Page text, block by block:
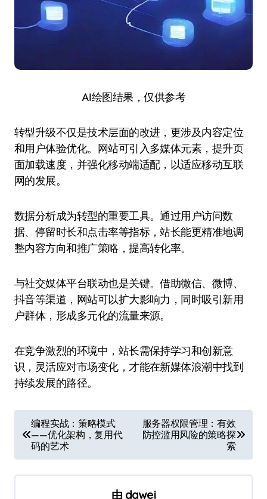
AI绘图结果，仅供参考
转型升级不仅是技术层面的改进，更涉及内容定位
和用户体验优化。网站可引入多媒体元素，提升页
面加载速度，并强化移动端适配，以适应移动互联
网的发展。
数据分析成为转型的重要工具。通过用户访问数
据、停留时长和点击率等指标，站长能更精准地调
整内容方向和推广策略，提高转化率。
与社交媒体平台联动也是关键。借助微信、微博、
抖音等渠道，网站可以扩大影响力，同时吸引新用
户群体，形成多元化的流量来源。
在竞争激烈的环境中，站长需保持学习和创新意
识，灵活应对市场变化，才能在新媒体浪潮中找到
持续发展的路径。
章
导
航
编程实战：策略模式
——优化架构，复用代
码的艺术
服务器权限管理：有效
防控滥用风险的策略探
索
由 dawei